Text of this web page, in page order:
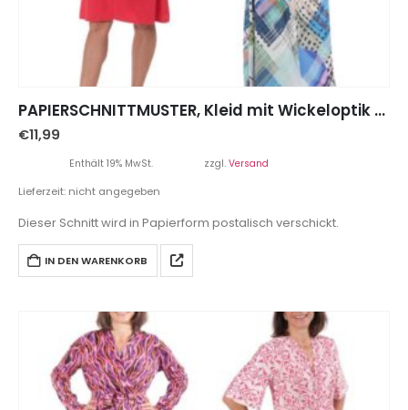
PAPIERSCHNITTMUSTER, Kleid mit Wickeloptik “MALIKA”, Gr. 158 – Damengr. 46
€11,99
Enthält 19% MwSt. zzgl. Versand
Lieferzeit: nicht angegeben
Dieser Schnitt wird in Papierform postalisch verschickt.
IN DEN WARENKORB